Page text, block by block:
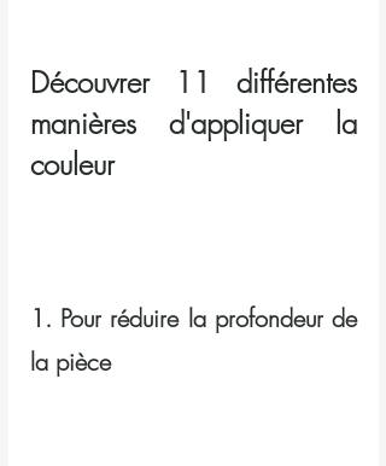
Découvrer 11 différentes
manières d'appliquer la
couleur
1. Pour réduire la profondeur de
la pièce